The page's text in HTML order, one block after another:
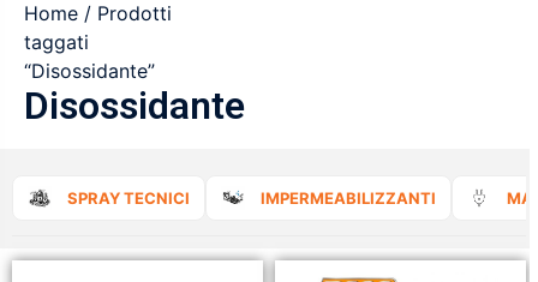
Home / Prodotti
taggati
“Disossidante”
Disossidante
SPRAY TECNICI IMPERMEABILIZZANTI